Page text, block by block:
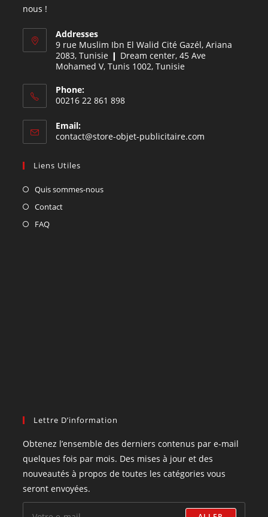
nous !
Addresses
9 rue Muslim Ibn El Walid Cité Gazél, Ariana
2083, Tunisie ❙ Dream center, 45 Ave
Mohamed V, Tunis 1002, Tunisie
Phone:
00216 22 861 898
Email:
contact@store-objet-publicitaire.com
Liens Utiles
Quis sommes-nous
Contact
FAQ
Lettre D’information
Obtenez l’ensemble des derniers contenus par e-mail
quelques fois par mois. Des mises à jour et des
nouveautés à propos de toutes les catégories vous
seront envoyées.